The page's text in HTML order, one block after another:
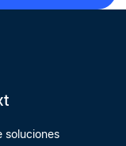
soluciones